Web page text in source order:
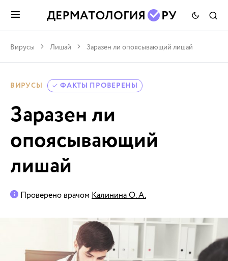
Вирусы Лишай Заразен ли опоясывающий лишай
ВИРУСЫ ФАКТЫ ПРОВЕРЕНЫ
Заразен ли
опоясывающий
лишай
Проверено врачом Калинина О. А.